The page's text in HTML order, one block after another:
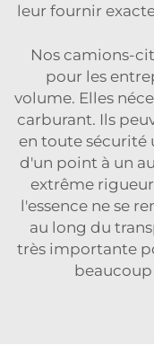
leur fournir
Nos camions-
pour les
volume. Elles
carburant. Ils
en toute sécurité
d'un point à un
extrême
l'essence ne se
au long du
très importante
beaucoup